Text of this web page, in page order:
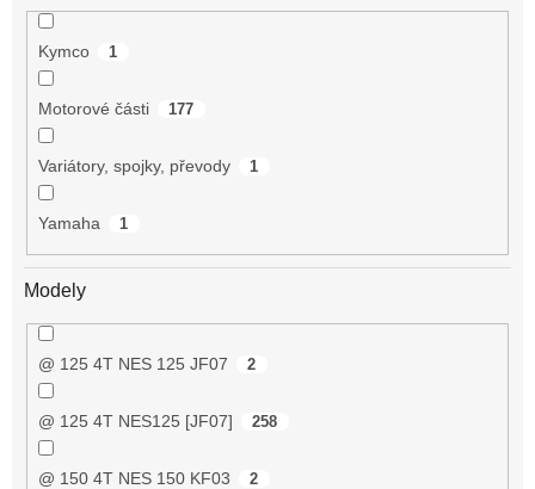
Kymco 1
Motorové části 177
Variátory, spojky, převody 1
Yamaha 1
Modely
@ 125 4T NES 125 JF07 2
@ 125 4T NES125 [JF07] 258
@ 150 4T NES 150 KF03 2